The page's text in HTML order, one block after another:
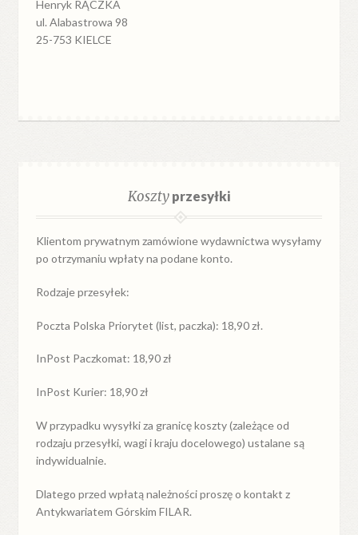
Henryk RĄCZKA
ul. Alabastrowa 98
25-753 KIELCE
Kosztyprzesyłki
Klientom prywatnym zamówione wydawnictwa wysyłamy
po otrzymaniu wpłaty na podane konto.
Rodzaje przesyłek:
Poczta Polska Priorytet (list, paczka): 18,90 zł.
InPost Paczkomat: 18,90 zł
InPost Kurier: 18,90 zł
W przypadkuwysyłkiza granicękoszty (zależące od
rodzaju przesyłki, wagi i kraju docelowego) ustalane są
indywidualnie.
Dlatego przed wpłatą należności proszę o kontakt z
Antykwariatem Górskim FILAR.